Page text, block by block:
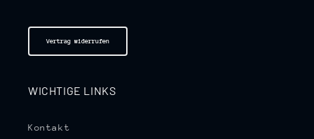
Vertrag widerrufen
WICHTIGE LINKS
Kontakt